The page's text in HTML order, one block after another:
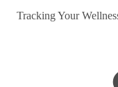
Tracking Your